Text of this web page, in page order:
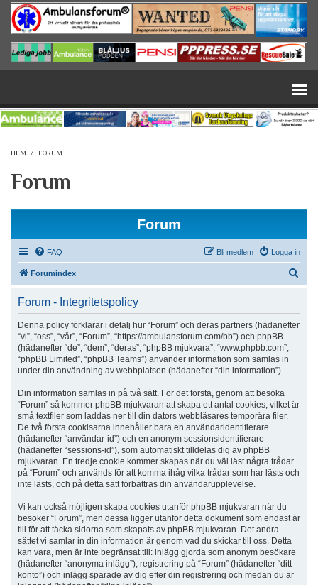
Hoppa till huvudinnehåll
HEM / FORUM
Forum